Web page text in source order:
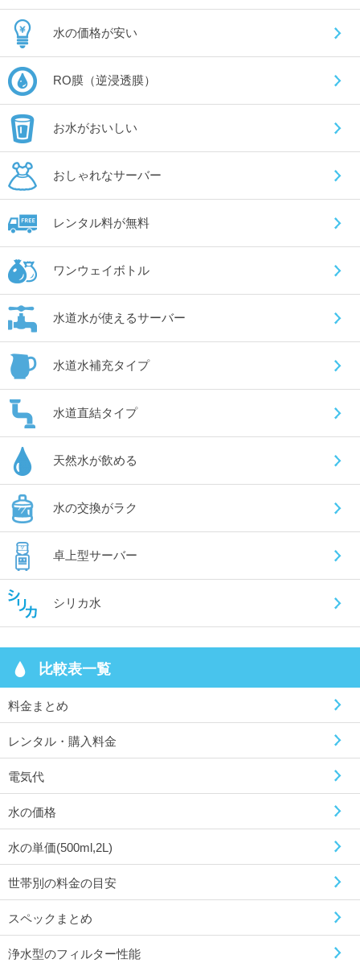
水の価格が安い
RO膜（逆浸透膜）
お水がおいしい
おしゃれなサーバー
レンタル料が無料
ワンウェイボトル
水道水が使えるサーバー
水道水補充タイプ
水道直結タイプ
天然水が飲める
水の交換がラク
卓上型サーバー
シリカ水
比較表一覧
料金まとめ
レンタル・購入料金
電気代
水の価格
水の単価(500ml,2L)
世帯別の料金の目安
スペックまとめ
浄水型のフィルター性能